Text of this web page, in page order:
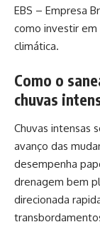
EBS – Empresa
como investir em
climática.
Como o
chuvas
Chuvas intensas
avanço das
desempenha
drenagem bem
direcionada